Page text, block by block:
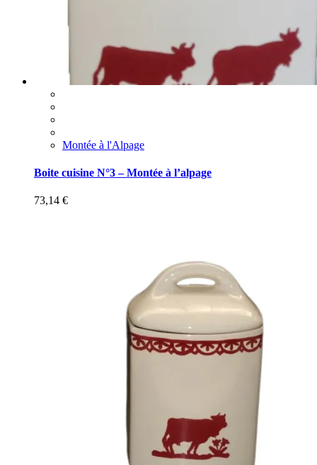
Montée à l'Alpage
Boite cuisine N°3 – Montée à l’alpage
73,14 €